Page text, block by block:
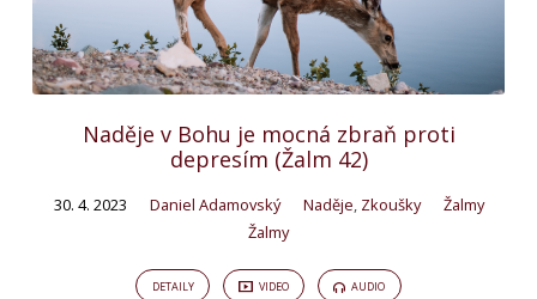
Naděje v Bohu je mocná zbraň proti
depresím (Žalm 42)
30. 4. 2023 Daniel Adamovský Naděje, Zkoušky
Žalmy
Žalmy
DETAILY VIDEO AUDIO